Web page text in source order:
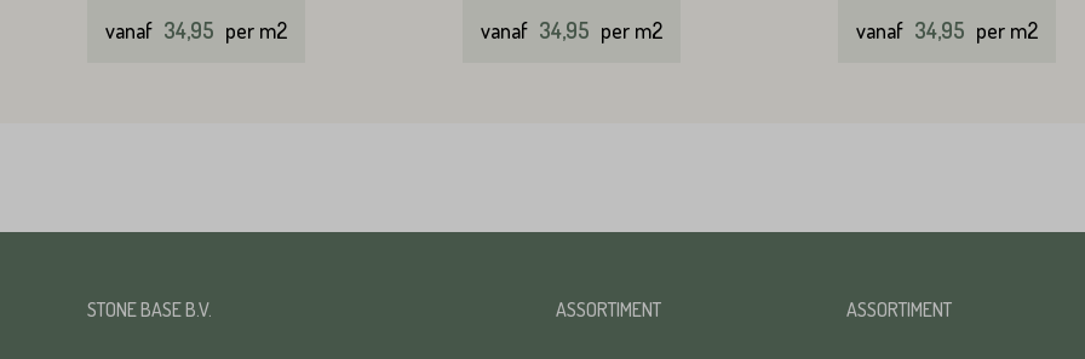
vanaf 34,95 per m2 vanaf 34,95 per m2 vanaf 34,95 per m2
STONE BASE B.V. ASSORTIMENT ASSORTIMENT